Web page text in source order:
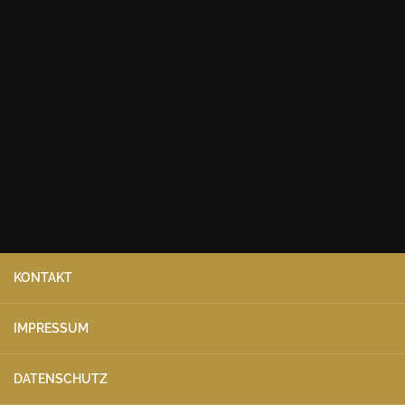
KONTAKT
IMPRESSUM
DATENSCHUTZ